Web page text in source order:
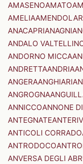
AMASENOAMATO
AMELIA
ANACAPRIANAGNI
ANDALO
ANDORNO MICCA
ANDRETTAANDRIA
ANGERAANGHIARI
ANGROGNA
ANNICCOANNONE
ANTEGNATE
ANTICOLI CORRADO
ANTRODOCO
ANVERSA DEGLI